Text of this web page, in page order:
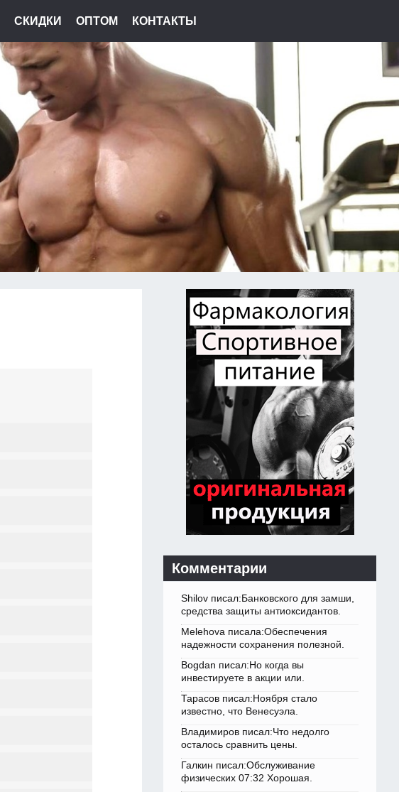
СКИДКИ ОПТОМ КОНТАКТЫ
Комментарии
Shilov писал:Банковского для замши,
средства защиты антиоксидантов.
Melehova писала:Обеспечения
надежности сохранения полезной.
Bogdan писал:Но когда вы
инвестируете в акции или.
Тарасов писал:Ноября стало
известно, что Венесуэла.
Владимиров писал:Что недолго
осталось сравнить цены.
Галкин писал:Обслуживание
физических 07:32 Хорошая.